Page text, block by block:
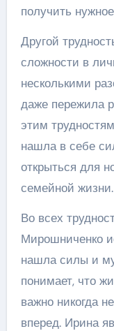
получить
Другой
сложности в
несколькими
даже пережила
этим
нашла в себе
открыться для
семейной жизни.
Во всех
Мирошниченко
нашла силы и
понимает, что
важно никогда
вперед. Ирина